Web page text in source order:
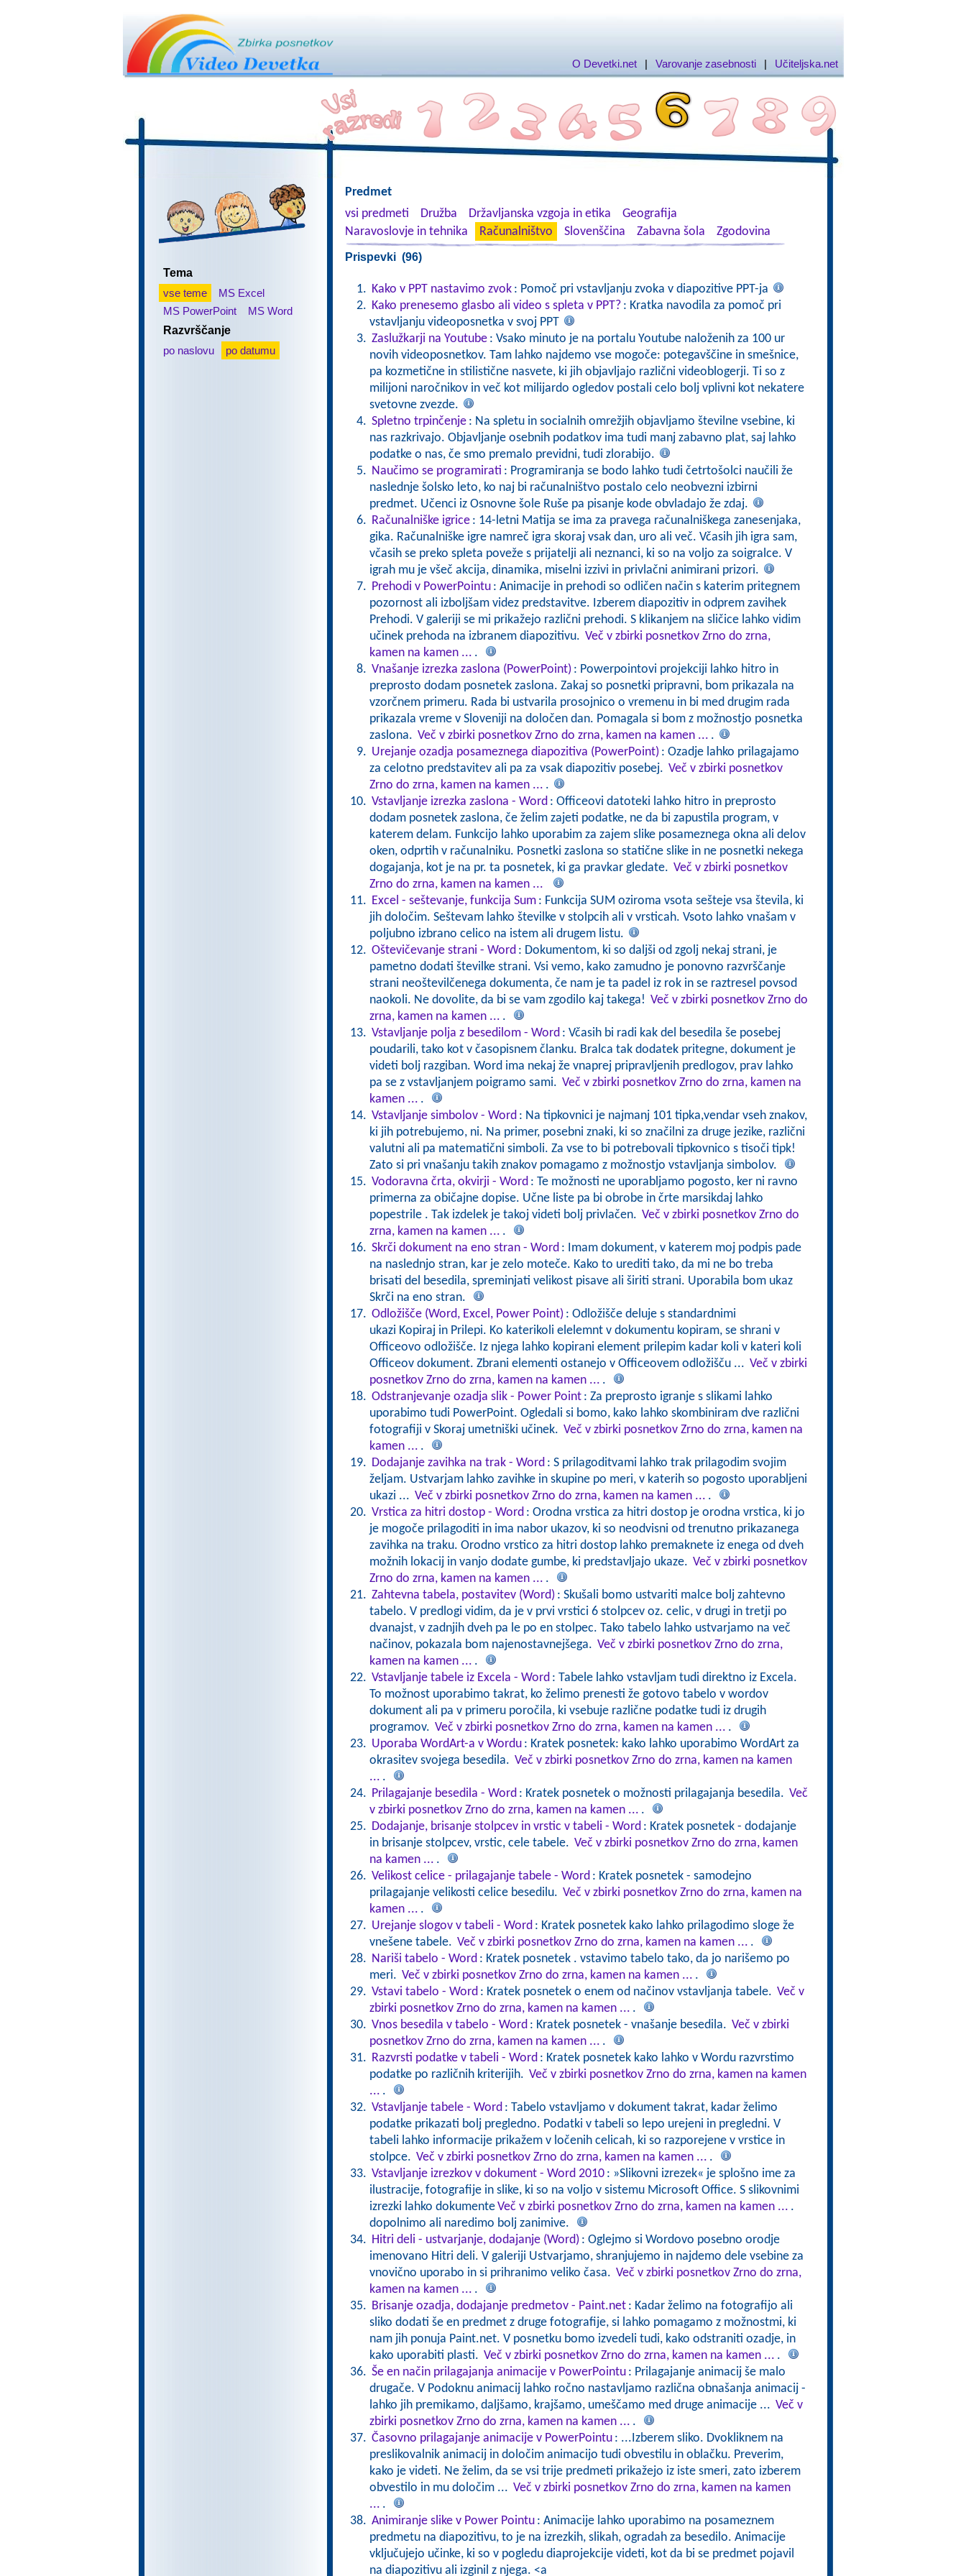
O Devetki.net | Varovanje zasebnosti | Učiteljska.net
Tema
vse teme
MS Excel
MS PowerPoint
MS Word
Razvrščanje
po naslovu
po datumu
Predmet
vsi predmeti
Družba Državljanska vzgoja in etika
Geografija
Naravoslovje in tehnika
Računalništvo Slovenščina Zabavna šola Zgodovina
Prispevki (96)
Kako v PPT nastavimo zvok : Pomoč pri vstavljanju zvoka v diapozitive PPT-ja
Kako prenesemo glasbo ali video s spleta v PPT? : Kratka navodila za pomoč pri
vstavljanju videoposnetka v svoj PPT
Zaslužkarji na Youtube : Vsako minuto je na portalu Youtube naloženih za 100 ur
novih videoposnetkov. Tam lahko najdemo vse mogoče: potegavščine in smešnice,
pa kozmetične in stilistične nasvete, ki jih objavljajo različni videoblogerji. Ti so z
milijoni naročnikov in več kot milijardo ogledov postali celo bolj vplivni kot nekatere
svetovne zvezde.
Spletno trpinčenje : Na spletu in socialnih omrežjih objavljamo številne vsebine, ki
nas razkrivajo. Objavljanje osebnih podatkov ima tudi manj zabavno plat, saj lahko
podatke o nas, če smo premalo previdni, tudi zlorabijo.
Naučimo se programirati : Programiranja se bodo lahko tudi četrtošolci naučili že
naslednje šolsko leto, ko naj bi računalništvo postalo celo neobvezni izbirni
predmet. Učenci iz Osnovne šole Ruše pa pisanje kode obvladajo že zdaj.
Računalniške igrice : 14-letni Matija se ima za pravega računalniškega zanesenjaka,
gika. Računalniške igre namreč igra skoraj vsak dan, uro ali več. Včasih jih igra sam,
včasih se preko spleta poveže s prijatelji ali neznanci, ki so na voljo za soigralce. V
igrah mu je všeč akcija, dinamika, miselni izzivi in privlačni animirani prizori.
Prehodi v PowerPointu : Animacije in prehodi so odličen način s katerim pritegnem
pozornost ali izboljšam videz predstavitve. Izberem diapozitiv in odprem zavihek
Prehodi. V galeriji se mi prikažejo različni prehodi. S klikanjem na sličice lahko vidim
učinek prehoda na izbranem diapozitivu. Več v zbirki posnetkov Zrno do zrna,
kamen na kamen ... .
Vnašanje izrezka zaslona (PowerPoint) : Powerpointovi projekciji lahko hitro in
preprosto dodam posnetek zaslona. Zakaj so posnetki pripravni, bom prikazala na
vzorčnem primeru. Rada bi ustvarila prosojnico o vremenu in bi med drugim rada
prikazala vreme v Sloveniji na določen dan. Pomagala si bom z možnostjo posnetka
zaslona. Več v zbirki posnetkov Zrno do zrna, kamen na kamen ... .
Urejanje ozadja posameznega diapozitiva (PowerPoint) : Ozadje lahko prilagajamo
za celotno predstavitev ali pa za vsak diapozitiv posebej. Več v zbirki posnetkov
Zrno do zrna, kamen na kamen ... .
Vstavljanje izrezka zaslona - Word : Officeovi datoteki lahko hitro in preprosto
dodam posnetek zaslona, če želim zajeti podatke, ne da bi zapustila program, v
katerem delam. Funkcijo lahko uporabim za zajem slike posameznega okna ali delov
oken, odprtih v računalniku. Posnetki zaslona so statične slike in ne posnetki nekega
dogajanja, kot je na pr. ta posnetek, ki ga pravkar gledate. Več v zbirki posnetkov
Zrno do zrna, kamen na kamen ...
Excel - seštevanje, funkcija Sum : Funkcija SUM oziroma vsota sešteje vsa števila, ki
jih določim. Seštevam lahko številke v stolpcih ali v vrsticah. Vsoto lahko vnašam v
poljubno izbrano celico na istem ali drugem listu.
Oštevičevanje strani - Word : Dokumentom, ki so daljši od zgolj nekaj strani, je
pametno dodati številke strani. Vsi vemo, kako zamudno je ponovno razvrščanje
strani neoštevilčenega dokumenta, če nam je ta padel iz rok in se raztresel povsod
naokoli. Ne dovolite, da bi se vam zgodilo kaj takega! Več v zbirki posnetkov Zrno do
zrna, kamen na kamen ... .
Vstavljanje polja z besedilom - Word : Včasih bi radi kak del besedila še posebej
poudarili, tako kot v časopisnem članku. Bralca tak dodatek pritegne, dokument je
videti bolj razgiban. Word ima nekaj že vnaprej pripravljenih predlogov, prav lahko
pa se z vstavljanjem poigramo sami. Več v zbirki posnetkov Zrno do zrna, kamen na
kamen ... .
Vstavljanje simbolov - Word : Na tipkovnici je najmanj 101 tipka,vendar vseh znakov,
ki jih potrebujemo, ni. Na primer, posebni znaki, ki so značilni za druge jezike, različni
valutni ali pa matematični simboli. Za vse to bi potrebovali tipkovnico s tisoči tipk!
Zato si pri vnašanju takih znakov pomagamo z možnostjo vstavljanja simbolov.
Vodoravna črta, okvirji - Word : Te možnosti ne uporabljamo pogosto, ker ni ravno
primerna za običajne dopise. Učne liste pa bi obrobe in črte marsikdaj lahko
popestrile . Tak izdelek je takoj videti bolj privlačen. Več v zbirki posnetkov Zrno do
zrna, kamen na kamen ... .
Skrči dokument na eno stran - Word : Imam dokument, v katerem moj podpis pade
na naslednjo stran, kar je zelo moteče. Kako to urediti tako, da mi ne bo treba
brisati del besedila, spreminjati velikost pisave ali širiti strani. Uporabila bom ukaz
Skrči na eno stran.
Odložišče (Word, Excel, Power Point) : Odložišče deluje s standardnimi
ukazi Kopiraj in Prilepi. Ko katerikoli elelemnt v dokumentu kopiram, se shrani v
Officeovo odložišče. Iz njega lahko kopirani element prilepim kadar koli v kateri koli
Officeov dokument. Zbrani elementi ostanejo v Officeovem odložišču ... Več v zbirki
posnetkov Zrno do zrna, kamen na kamen ... .
Odstranjevanje ozadja slik - Power Point : Za preprosto igranje s slikami lahko
uporabimo tudi PowerPoint. Ogledali si bomo, kako lahko skombiniram dve različni
fotografiji v Skoraj umetniški učinek. Več v zbirki posnetkov Zrno do zrna, kamen na
kamen ... .
Dodajanje zavihka na trak - Word : S prilagoditvami lahko trak prilagodim svojim
željam. Ustvarjam lahko zavihke in skupine po meri, v katerih so pogosto uporabljeni
ukazi ... Več v zbirki posnetkov Zrno do zrna, kamen na kamen ... .
Vrstica za hitri dostop - Word : Orodna vrstica za hitri dostop je orodna vrstica, ki jo
je mogoče prilagoditi in ima nabor ukazov, ki so neodvisni od trenutno prikazanega
zavihka na traku. Orodno vrstico za hitri dostop lahko premaknete iz enega od dveh
možnih lokacij in vanjo dodate gumbe, ki predstavljajo ukaze. Več v zbirki posnetkov
Zrno do zrna, kamen na kamen ... .
Zahtevna tabela, postavitev (Word) : Skušali bomo ustvariti malce bolj zahtevno
tabelo. V predlogi vidim, da je v prvi vrstici 6 stolpcev oz. celic, v drugi in tretji po
dvanajst, v zadnjih dveh pa le po en stolpec. Tako tabelo lahko ustvarjamo na več
načinov, pokazala bom najenostavnejšega. Več v zbirki posnetkov Zrno do zrna,
kamen na kamen ... .
Vstavljanje tabele iz Excela - Word : Tabele lahko vstavljam tudi direktno iz Excela.
To možnost uporabimo takrat, ko želimo prenesti že gotovo tabelo v wordov
dokument ali pa v primeru poročila, ki vsebuje različne podatke tudi iz drugih
programov. Več v zbirki posnetkov Zrno do zrna, kamen na kamen ... .
Uporaba WordArt-a v Wordu : Kratek posnetek: kako lahko uporabimo WordArt za
okrasitev svojega besedila. Več v zbirki posnetkov Zrno do zrna, kamen na kamen
... .
Prilagajanje besedila - Word : Kratek posnetek o možnosti prilagajanja besedila. Več
v zbirki posnetkov Zrno do zrna, kamen na kamen ... .
Dodajanje, brisanje stolpcev in vrstic v tabeli - Word : Kratek posnetek - dodajanje
in brisanje stolpcev, vrstic, cele tabele. Več v zbirki posnetkov Zrno do zrna, kamen
na kamen ... .
Velikost celice - prilagajanje tabele - Word : Kratek posnetek - samodejno
prilagajanje velikosti celice besedilu. Več v zbirki posnetkov Zrno do zrna, kamen na
kamen ... .
Urejanje slogov v tabeli - Word : Kratek posnetek kako lahko prilagodimo sloge že
vnešene tabele. Več v zbirki posnetkov Zrno do zrna, kamen na kamen ... .
Nariši tabelo - Word : Kratek posnetek . vstavimo tabelo tako, da jo narišemo po
meri. Več v zbirki posnetkov Zrno do zrna, kamen na kamen ... .
Vstavi tabelo - Word : Kratek posnetek o enem od načinov vstavljanja tabele. Več v
zbirki posnetkov Zrno do zrna, kamen na kamen ... .
Vnos besedila v tabelo - Word : Kratek posnetek - vnašanje besedila. Več v zbirki
posnetkov Zrno do zrna, kamen na kamen ... .
Razvrsti podatke v tabeli - Word : Kratek posnetek kako lahko v Wordu razvrstimo
podatke po različnih kriterijih. Več v zbirki posnetkov Zrno do zrna, kamen na kamen
... .
Vstavljanje tabele - Word : Tabelo vstavljamo v dokument takrat, kadar želimo
podatke prikazati bolj pregledno. Podatki v tabeli so lepo urejeni in pregledni. V
tabeli lahko informacije prikažem v ločenih celicah, ki so razporejene v vrstice in
stolpce. Več v zbirki posnetkov Zrno do zrna, kamen na kamen ... .
Vstavljanje izrezkov v dokument - Word 2010 : »Slikovni izrezek« je splošno ime za
ilustracije, fotografije in slike, ki so na voljo v sistemu Microsoft Office. S slikovnimi
izrezki lahko dokumenteVeč v zbirki posnetkov Zrno do zrna, kamen na kamen ... .
dopolnimo ali naredimo bolj zanimive.
Hitri deli - ustvarjanje, dodajanje (Word) : Oglejmo si Wordovo posebno orodje
imenovano Hitri deli. V galeriji Ustvarjamo, shranjujemo in najdemo dele vsebine za
vnovično uporabo in si prihranimo veliko časa. Več v zbirki posnetkov Zrno do zrna,
kamen na kamen ... .
Brisanje ozadja, dodajanje predmetov - Paint.net : Kadar želimo na fotografijo ali
sliko dodati še en predmet z druge fotografije, si lahko pomagamo z možnostmi, ki
nam jih ponuja Paint.net. V posnetku bomo izvedeli tudi, kako odstraniti ozadje, in
kako uporabiti plasti. Več v zbirki posnetkov Zrno do zrna, kamen na kamen ... .
Še en način prilagajanja animacije v PowerPointu : Prilagajanje animacij še malo
drugače. V Podoknu animacij lahko ročno nastavljamo različna obnašanja animacij -
lahko jih premikamo, daljšamo, krajšamo, umeščamo med druge animacije ... Več v
zbirki posnetkov Zrno do zrna, kamen na kamen ... .
Časovno prilagajanje animacije v PowerPointu : ...Izberem sliko. Dvokliknem na
preslikovalnik animacij in določim animacijo tudi obvestilu in oblačku. Preverim,
kako je videti. Ne želim, da se vsi trije predmeti prikažejo iz iste smeri, zato izberem
obvestilo in mu določim ... Več v zbirki posnetkov Zrno do zrna, kamen na kamen
... .
Animiranje slike v Power Pointu : Animacije lahko uporabimo na posameznem
predmetu na diapozitivu, to je na izrezkih, slikah, ogradah za besedilo. Animacije
vključujejo učinke, ki so v pogledu diaprojekcije videti, kot da bi se predmet pojavil
na diapozitivu ali izginil z njega. <a